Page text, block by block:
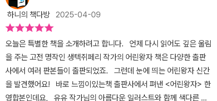
하니의 책다방 2025-04-09
오늘은 특별한 책을 소개하려고 합니다. 언제 다시 읽어도 깊은 울림
을 주는 고전 명작인 생텍쥐페리 작가의 어린왕자 책은 다양한 출판
사에서 여러 판본들이 출판되었죠. 그런데 눈에 띄는 어린왕자 신간
을 발견했어요! 바로 느낌이있는책 출판사에서 펴낸 <어린왕자> 한
영합본인데요, 유유 작가님의 아름다운 일러스트와 함께 색다른 어